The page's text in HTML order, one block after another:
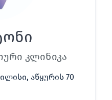
კლინიკა
აწყურის 70